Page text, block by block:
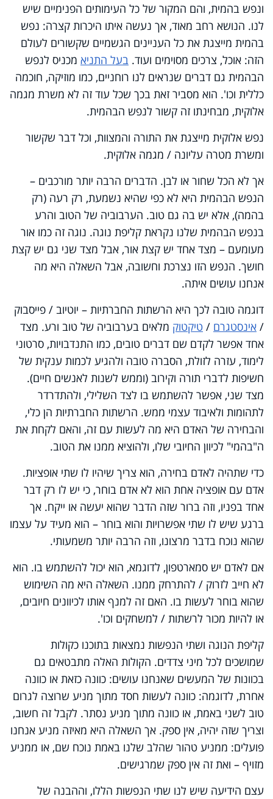
ונפש בהמית, והם המקור של כל העימותים הפנימיים שיש
לנו. הנושא רחב מאוד, אך נעשה איתו היכרות קצרה: נפש
בהמית מייצגת את כל העניינים הגשמיים שקשורים לעולם
הזה: אוכל, צרכים מסוימים ועוד. בעל התניא מכניס לנפש
הבהמית גם דברים שנראים לנו רוחניים, כמו מוזיקה, חוכמה
כללית וכו'. הוא מסביר זאת בכך שכל עוד זה לא משרת מגמה
אלוקית, מבחינתו זה קשור לנפש הבהמית.
נפש אלוקית מייצגת את התורה והמצוות, וכל דבר שקשור
ומשרת מטרה עליונה / מגמה אלוקית.
אך לא הכל שחור או לבן. הדברים הרבה יותר מורכבים –
הנפש הבהמית היא לא כפי שהיא נשמעת, רק רעה (רק
בהמה), אלא יש בה גם טוב. הערבוביה של הטוב והרע
בנפש הבהמית שלנו נקראת קליפת נוגה. נוגה זה כמו אור
מעומעם – מצד אחד יש קצת אור, אבל מצד שני גם יש קצת
חושך. הנפש הזו נצרכת וחשובה, אבל השאלה היא מה
אנחנו עושים איתה.
דוגמה טובה לכך היא הרשתות החברתיות – יוטיוב / פייסבוק
/ אינסטגרם / טיקטוק מלאים בערבוביה של טוב ורע. מצד
אחד אפשר לקדם שם דברים טובים, כמו התנדבויות, סרטוני
לימוד, עזרה לזולת, הסברה טובה ולהגיע לכמות ענקית של
חשיפות לדברי תורה וקירוב (וממש לשנות לאנשים חיים).
מצד שני, אפשר להשתמש בו לצד השלילי, ולהתדרדר
לתהומות ולאיבוד עצמי ממש. הרשתות החברתיות הן כלי,
והבחירה של האדם היא מה לעשות עם זה, והאם לקחת את
ה"בהמי" לכיוון החיובי שלו, ולהוציא ממנו את הטוב.
כדי שתהיה לאדם בחירה, הוא צריך שיהיו לו שתי אופציות.
אדם עם אופציה אחת הוא לא אדם בוחר, כי יש לו רק דבר
אחד בפניו, וזה ברור שזה הדבר שהוא יעשה או ייקח. אך
ברגע שיש לו שתי אפשרויות והוא בוחר – הוא מעיד על עצמו
שהוא נוכח בדבר מרצונו, וזה הרבה יותר משמעותי.
אם לאדם יש סמארטפון, לדוגמא, הוא יכול להשתמש בו. הוא
לא חייב לזרוק / להתרחק ממנו. השאלה היא מה השימוש
שהוא בוחר לעשות בו. האם זה למנף אותו לכיוונים חיובים,
או להיות מכור לרשתות / למשחקים וכו'.
קליפת הנוגה ושתי הנפשות נמצאות בתוכנו כקולות
שמושכים לכל מיני צדדים. הקולות האלה מתבטאים גם
בכוונות של המעשים שאנחנו עושים: כוונה כזאת או כוונה
אחרת, לדוגמה: כוונה לעשות חסד מתוך מניע שרוצה לגרום
טוב לשני באמת, או כוונה מתוך מניע נסתר. לקבל זה חשוב,
וצריך שזה יהיה, אין ספק. אך השאלה היא מאיזה מניע אנחנו
פועלים: ממניע טהור שהלב שלנו באמת נוכח שם, או ממניע
מזויף – ואת זה אין ספק שמרגישים.
עצם הידיעה שיש לנו שתי הנפשות הללו, וההבנה של